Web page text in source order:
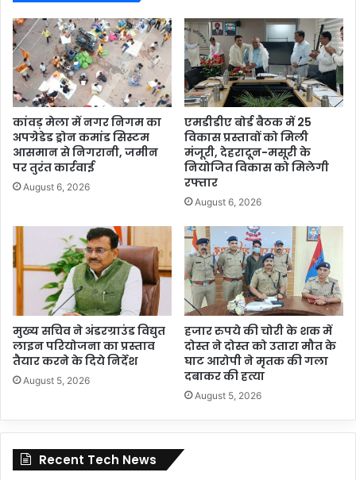
कांवड़ मेला में नगर निगम का
अपग्रेडेड ड्रोन कमांड सिस्टम
आसमान से निगरानी, जमीन
पर तुरंत कार्रवाई
August 6, 2026
एमडीडीए बोर्ड बैठक में 25
विकास प्रस्तावों को मिली
मंजूरी, देहरादून-मसूरी के
नियोजित विकास को मिलेगी
रफ्तार
August 6, 2026
मुख्य सचिव ने अंडरग्राउंड विद्युत
लाइन परियोजना का प्रस्ताव
तैयार करने के दिये निर्देश
August 5, 2026
हजार रुपये की चोरी के शक में
दोस्त ने दोस्त को उतारा मौत के
घाट आरोपी ने मृतक की गला
दबाकर की हत्या
August 5, 2026
Recent Tech News